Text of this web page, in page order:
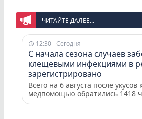
любопытных ремонта.
ЧИТАЙТЕ ДАЛЕЕ...
12:30 Сегодня
С начала сезона случаев
клещевыми инфекциями в
зарегистрировано
Всего на 6 августа после укусов
медпомощью обратились 1418